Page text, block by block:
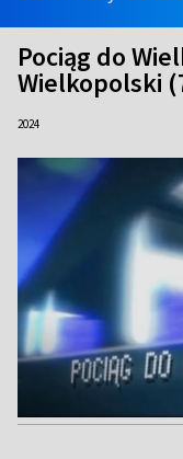
Pociąg do
Wielkopolski
2024